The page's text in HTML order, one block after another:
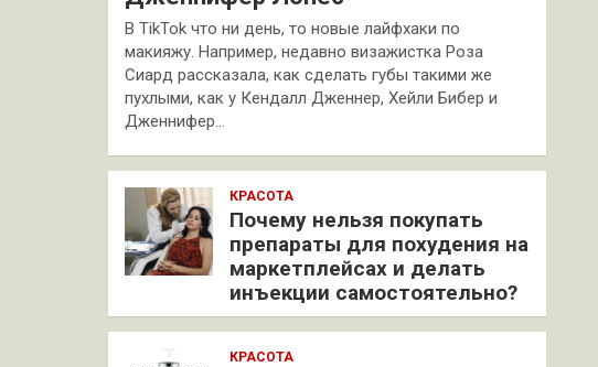
В TikTok что ни день, то новые лайфхаки по
макияжу. Например, недавно визажистка Роза
Сиард рассказала, как сделать губы такими же
пухлыми, как у Кендалл Дженнер, Хейли Бибер и
Дженнифер…
КРАСОТА
Почему нельзя покупать
препараты для похудения на
маркетплейсах и делать
инъекции самостоятельно?
КРАСОТА